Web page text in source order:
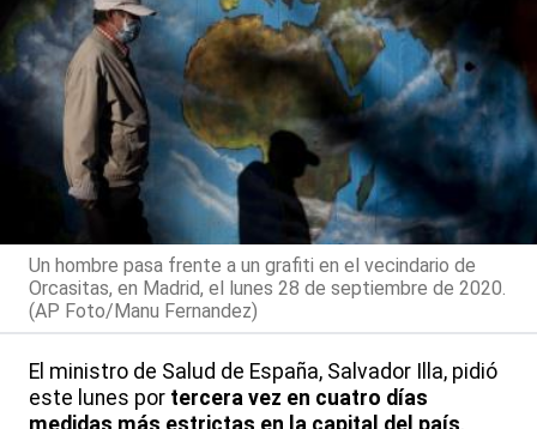
Un hombre pasa frente a un grafiti en el vecindario de
Orcasitas, en Madrid, el lunes 28 de septiembre de 2020.
(AP Foto/Manu Fernandez)
El ministro de Salud de España, Salvador Illa, pidió
este lunes por tercera vez en cuatro días